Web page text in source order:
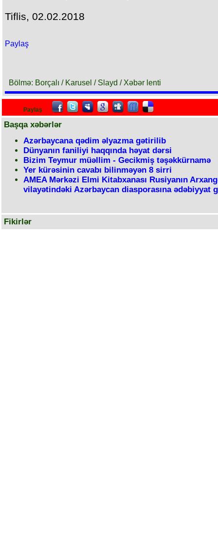
Tiflis, 02.02.2018
Paylaş
Bölmə: Borçalı / Karusel / Slayd / Xəbər lenti
Paylaş
Başqa xəbərlər
Azərbaycana qədim əlyazma gətirilib
Dünyanın faniliyi haqqında həyat dərsi
Bizim Teymur müəllim - Gecikmiş təşəkkürnamə
Yer kürəsinin cavabı bilinməyən 8 sirri
AMEA Mərkəzi Elmi Kitabxanası Rusiyanın
vilayətindəki Azərbaycan diasporasına ədəbiyyat
Fikirlər